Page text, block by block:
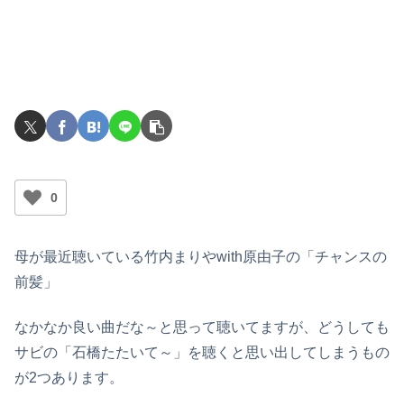
0
母が最近聴いている竹内まりやwith原由子の「チャンスの
前髪」
なかなか良い曲だな～と思って聴いてますが、どうしても
サビの「石橋たたいて～」を聴くと思い出してしまうもの
が2つあります。